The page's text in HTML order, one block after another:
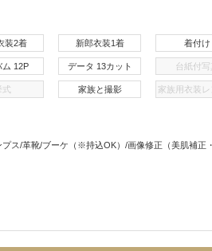
装2着 新郎衣装1着 着付け
ム 12P データ 13カット 台紙付写
式 家族と撮影 家族用衣装
ス/革靴/ブーケ（※持込OK）/画像修正（美肌補正